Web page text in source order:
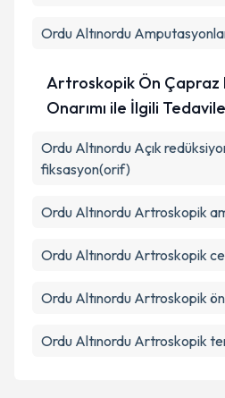
Ordu Altınordu
Artroskopik Ön Çapraz
Onarımı ile İlgili
Ordu Altınordu Açık
fiksasyon(orif)
Ordu Altınordu Artroskopik
Ordu Altınordu Artroskopik
Ordu Altınordu Artroskopik
Ordu Altınordu Artroskopik